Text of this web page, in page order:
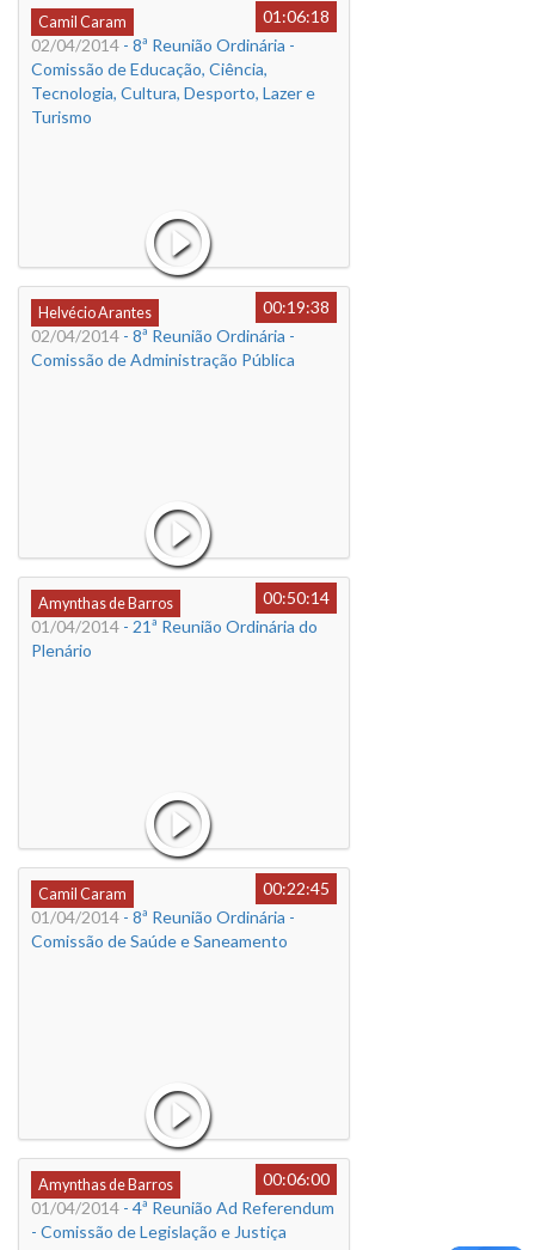
Camil Caram
01:06:18
02/04/2014 - 8ª Reunião Ordinária -
Comissão de Educação, Ciência,
Tecnologia, Cultura, Desporto, Lazer e
Turismo
Helvécio Arantes
00:19:38
02/04/2014 - 8ª Reunião Ordinária -
Comissão de Administração Pública
Amynthas de Barros
00:50:14
01/04/2014 - 21ª Reunião Ordinária do
Plenário
Camil Caram
00:22:45
01/04/2014 - 8ª Reunião Ordinária -
Comissão de Saúde e Saneamento
Amynthas de Barros
00:06:00
01/04/2014 - 4ª Reunião Ad Referendum
- Comissão de Legislação e Justiça